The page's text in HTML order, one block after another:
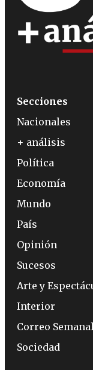
Secciones
Nacionales
+ análisis
Política
Economía
Mundo
País
Opinión
Sucesos
Arte y
Interior
Correo
Sociedad